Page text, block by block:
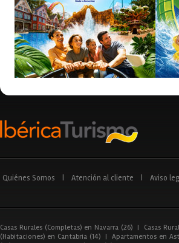
Quiénes Somos Atención al cliente Aviso
Casas Rurales (Completas) en Navarra (26) | Casas
(Habitaciones) en Cantabria (14)
| Apartamentos en